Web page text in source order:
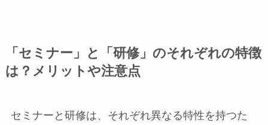
「セミナー」と「研修」のそれぞれの特徴
は？メリットや注意点
セミナーと研修は、それぞれ異なる特性を持つた